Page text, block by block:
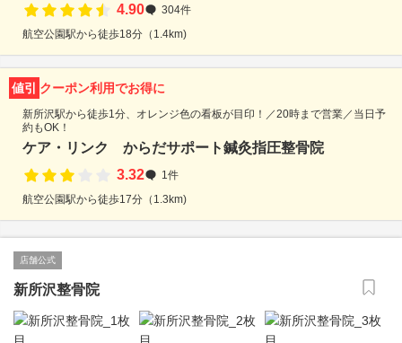
4.90
304件
航空公園駅から徒歩18分（1.4km)
値引 クーポン利用でお得に
新所沢駅から徒歩1分、オレンジ色の看板が目印！／20時まで営業／当日予
約もOK！
ケア・リンク からだサポート鍼灸指圧整骨院
3.32
1件
航空公園駅から徒歩17分（1.3km)
店舗公式
新所沢整骨院